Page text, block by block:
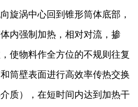
旋涡中心回到锥形筒体底部，
内强制加热，相对对流，掺
使物料作全方位的不规则往复
筒壁表面进行高效率传热交换
质），在短时间内达到加热干